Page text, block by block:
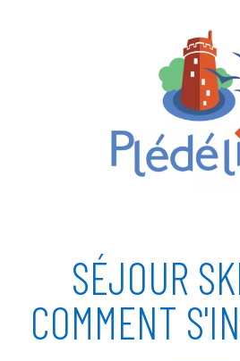
SÉJOUR
COMMENT